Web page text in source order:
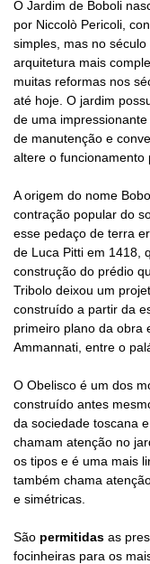
O Jardim de Boboli
por Niccolò Pericoli,
simples, mas no
arquitetura mais
muitas reformas nos
até hoje. O jardim
de uma
de manutenção e
altere o funcionamento
A origem do nome
contração popular do
esse pedaço de terra
de Luca Pitti em 1418,
construção do prédio
Tribolo deixou um
construído a partir da
primeiro plano da obra
Ammannati, entre o
O Obelisco é um dos
construído antes
da sociedade toscana
chamam atenção no
os tipos e é uma mais
também chama
e simétricas.
São permitidas as
focinheiras para os